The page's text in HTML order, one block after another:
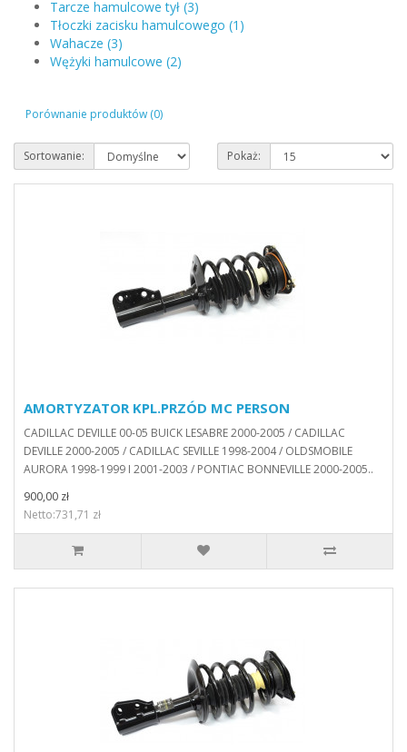
Tarcze hamulcowe tył (3)
Tłoczki zacisku hamulcowego (1)
Wahacze (3)
Wężyki hamulcowe (2)
Porównanie produktów (0)
Sortowanie: Pokaż:
AMORTYZATOR KPL.PRZÓD MC PERSON
CADILLAC DEVILLE 00-05 BUICK LESABRE 2000-2005 / CADILLAC
DEVILLE 2000-2005 / CADILLAC SEVILLE 1998-2004 / OLDSMOBILE
AURORA 1998-1999 I 2001-2003 / PONTIAC BONNEVILLE 2000-2005..
900,00 zł
Netto:731,71 zł